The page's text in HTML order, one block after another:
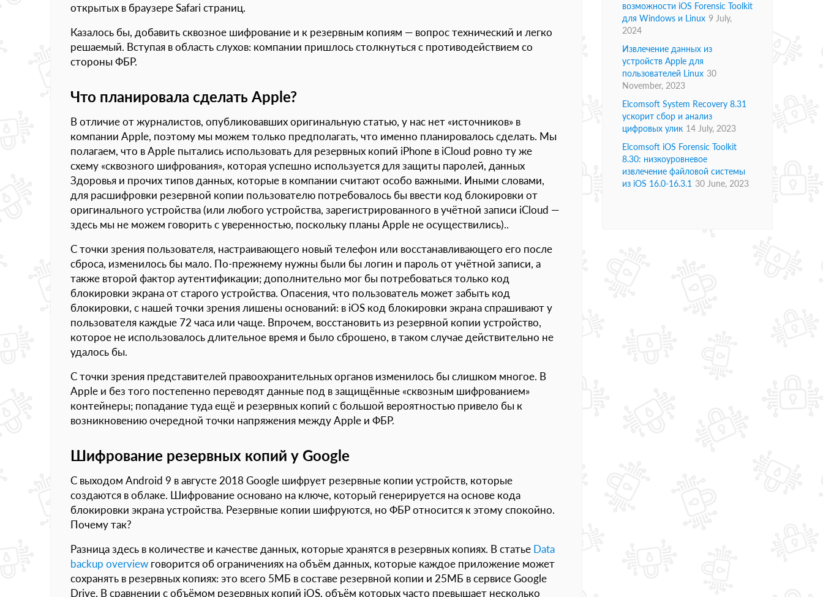
открытых в браузере Safari страниц.
Казалось бы, добавить сквозное шифрование и к резервным копиям — вопрос технический и легко
решаемый. Вступая в область слухов: компании пришлось столкнуться с противодействием со
стороны ФБР.
Что планировала сделать Apple?
В отличие от журналистов, опубликовавших оригинальную статью, у нас нет «источников» в
компании Apple, поэтому мы можем только предполагать, что именно планировалось сделать. Мы
полагаем, что в Apple пытались использовать для резервных копий iPhone в iCloud ровно ту же
схему «сквозного шифрования», которая успешно используется для защиты паролей, данных
Здоровья и прочих типов данных, которые в компании считают особо важными. Иными словами,
для расшифровки резервной копии пользователю потребовалось бы ввести код блокировки от
оригинального устройства (или любого устройства, зарегистрированного в учётной записи iCloud —
здесь мы не можем говорить с уверенностью, поскольку планы Apple не осуществились)..
С точки зрения пользователя, настраивающего новый телефон или восстанавливающего его после
сброса, изменилось бы мало. По-прежнему нужны были бы логин и пароль от учётной записи, а
также второй фактор аутентификации; дополнительно мог бы потребоваться только код
блокировки экрана от старого устройства. Опасения, что пользователь может забыть код
блокировки, с нашей точки зрения лишены оснований: в iOS код блокировки экрана спрашивают у
пользователя каждые 72 часа или чаще. Впрочем, восстановить из резервной копии устройство,
которое не использовалось длительное время и было сброшено, в таком случае действительно не
удалось бы.
С точки зрения представителей правоохранительных органов изменилось бы слишком многое. В
Apple и без того постепенно переводят данные под в защищённые «сквозным шифрованием»
контейнеры; попадание туда ещё и резервных копий с большой вероятностью привело бы к
возникновению очередной точки напряжения между Apple и ФБР.
Шифрование резервных копий у Google
С выходом Android 9 в августе 2018 Google шифрует резервные копии устройств, которые
создаются в облаке. Шифрование основано на ключе, который генерируется на основе кода
блокировки экрана устройства. Резервные копии шифруются, но ФБР относится к этому спокойно.
Почему так?
Разница здесь в количестве и качестве данных, которые хранятся в резервных копиях. В статье Data
backup overview говорится об ограничениях на объём данных, которые каждое приложение может
сохранять в резервных копиях: это всего 5МБ в составе резервной копии и 25МБ в сервисе Google
Drive. В сравнении с объёмом резервных копий iOS, объём которых часто превышает несколько
возможности iOS Forensic Toolkit
для Windows и Linux 9 July,
2024
Извлечение данных из
устройств Apple для
пользователей Linux 30
November, 2023
Elcomsoft System Recovery 8.31
ускорит сбор и анализ
цифровых улик 14 July, 2023
Elcomsoft iOS Forensic Toolkit
8.30: низкоуровневое
извлечение файловой системы
из iOS 16.0-16.3.1 30 June, 2023